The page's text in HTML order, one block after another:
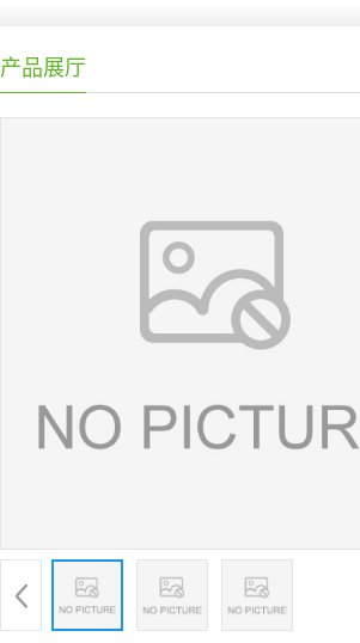
产品展厅